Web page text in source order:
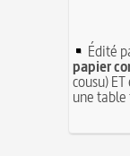
Édité
papier
cousu) ET
une